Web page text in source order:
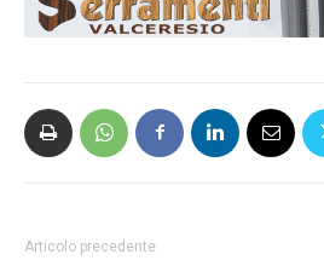
Articolo precedente